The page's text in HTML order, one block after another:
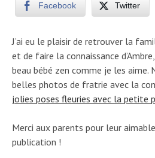
Facebook Twitter
J’ai eu le plaisir de retrouver la
et de faire la connaissance
beau bébé zen comme je les aime.
belles photos de fratrie avec la
jolies poses fleuries avec la petite
Merci aux parents pour leur
publication !